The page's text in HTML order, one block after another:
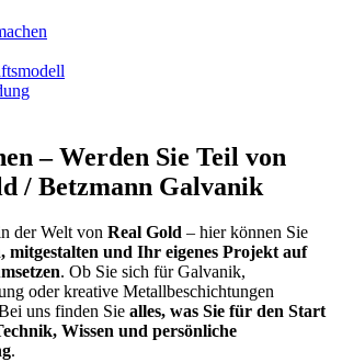
– Werden Sie Teil von
/ Betzmann Galvanik
der Welt von Real Gold – hier können Sie
mitgestalten und Ihr eigenes Projekt auf
. Ob Sie sich für Galvanik,
oder kreative Metallbeschichtungen
uns finden Sie alles, was Sie für den Start
Wissen und persönliche
.